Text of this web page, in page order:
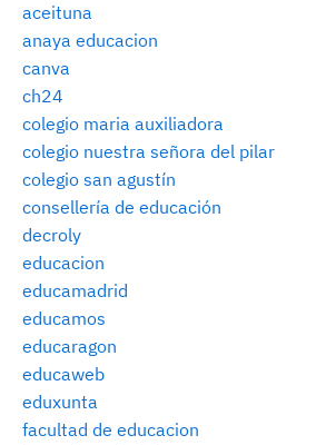
aceituna
anaya educacion
canva
ch24
colegio maria auxiliadora
colegio nuestra señora del pilar
colegio san agustín
consellería de educación
decroly
educacion
educamadrid
educamos
educaragon
educaweb
eduxunta
facultad de educacion